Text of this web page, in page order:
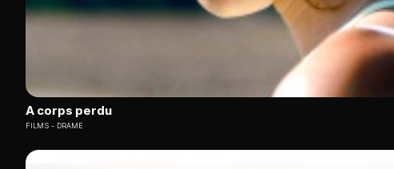
A corps perdu
FILMS DRAME